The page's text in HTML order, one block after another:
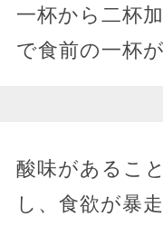
一杯から二杯
で食前の一杯
酸味があるこ
し、食欲が暴